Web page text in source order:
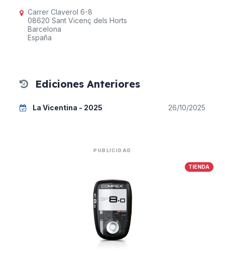
Carrer Claverol 6-8
08620 Sant Vicenç dels Horts
Barcelona
España
Ediciones Anteriores
La Vicentina - 2025 26/10/2025
PUBLICIDAD
TIENDA